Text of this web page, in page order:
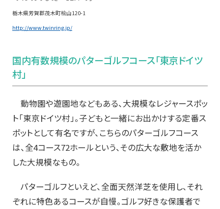
栃木県芳賀郡茂木町桧山120-1
http://www.twinring.jp/
国内有数規模のパターゴルフコース「東京ドイツ
村」
動物園や遊園地などもある、大規模なレジャースポッ
ト「東京ドイツ村」。子どもと一緒にお出かけする定番ス
ポットとして有名ですが、こちらのパターゴルフコース
は、全4コース72ホールという、その広大な敷地を活か
した大規模なもの。
パターゴルフといえど、全面天然洋芝を使用し、それ
ぞれに特色あるコースが自慢。ゴルフ好きな保護者で